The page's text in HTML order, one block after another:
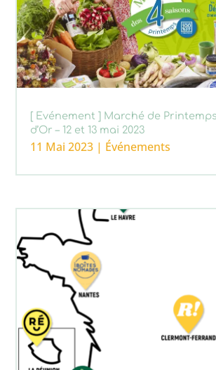
[ Evénement ] Marché de Printemps
d’Or – 12 et 13 mai 2023
11 Mai 2023 | Événements